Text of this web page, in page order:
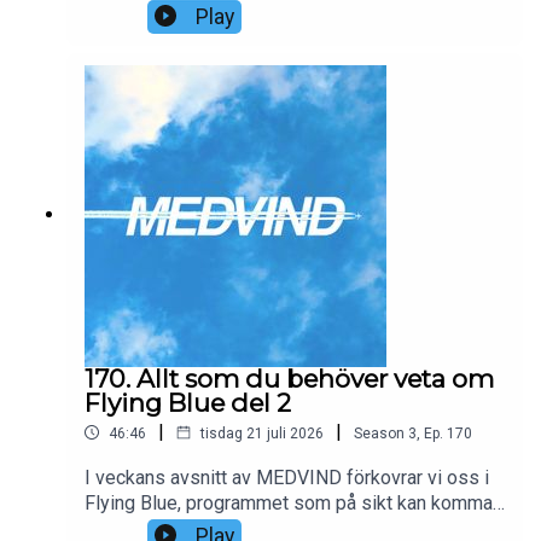
bygger vi Chatflights Air, ett hypotetiskt flygbolag
där samtliga platser ombord endast kan bokas
mellan Stockholm och Bangkok med en Boeing
787-9, 80 business class-stolar och fasta
prisnivåer för Saver, Flex och Ultraflex. Hur många
poäng måste säljas, vad kostar varje flygning och
kan ett co-brandat kreditkort göra modellen
lönsam? Resultatet är en affärsplan som låter
oväntat rimlig – åtminstone på pappret.
Investerare är välkomna att höra av sig.
Play
170. Allt som du behöver veta om
Flying Blue del 2
46:46 | tisdag 21 juli 2026 | Season 3 Ep. 170
I veckans avsnitt av MEDVIND förkovrar vi oss i
Flying Blue, programmet som på sikt kan komma
att ersätta SAS EuroBonus. Vi går igenom allt som
Play